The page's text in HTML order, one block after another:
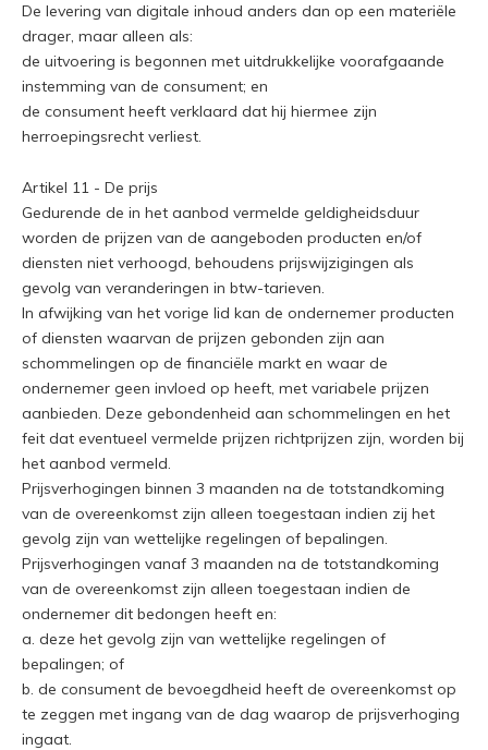
De levering van digitale inhoud anders dan op een materiële
drager, maar alleen als:
de uitvoering is begonnen met uitdrukkelijke voorafgaande
instemming van de consument; en
de consument heeft verklaard dat hij hiermee zijn
herroepingsrecht verliest.
Artikel 11 - De prijs
Gedurende de in het aanbod vermelde geldigheidsduur
worden de prijzen van de aangeboden producten en/of
diensten niet verhoogd, behoudens prijswijzigingen als
gevolg van veranderingen in btw-tarieven.
In afwijking van het vorige lid kan de ondernemer producten
of diensten waarvan de prijzen gebonden zijn aan
schommelingen op de financiële markt en waar de
ondernemer geen invloed op heeft, met variabele prijzen
aanbieden. Deze gebondenheid aan schommelingen en het
feit dat eventueel vermelde prijzen richtprijzen zijn, worden bij
het aanbod vermeld.
Prijsverhogingen binnen 3 maanden na de totstandkoming
van de overeenkomst zijn alleen toegestaan indien zij het
gevolg zijn van wettelijke regelingen of bepalingen.
Prijsverhogingen vanaf 3 maanden na de totstandkoming
van de overeenkomst zijn alleen toegestaan indien de
ondernemer dit bedongen heeft en:
a. deze het gevolg zijn van wettelijke regelingen of
bepalingen; of
b. de consument de bevoegdheid heeft de overeenkomst op
te zeggen met ingang van de dag waarop de prijsverhoging
ingaat.